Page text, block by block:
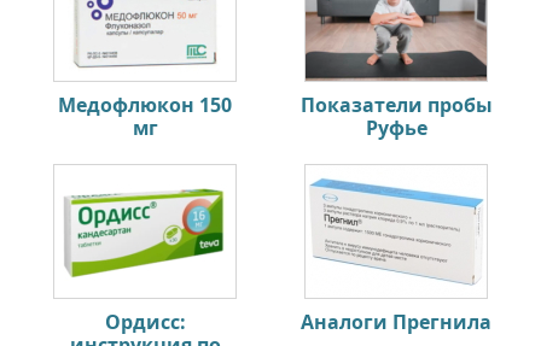
Медофлюкон 150
мг
Показатели пробы
Руфье
Ордисс:
Аналоги Прегнила